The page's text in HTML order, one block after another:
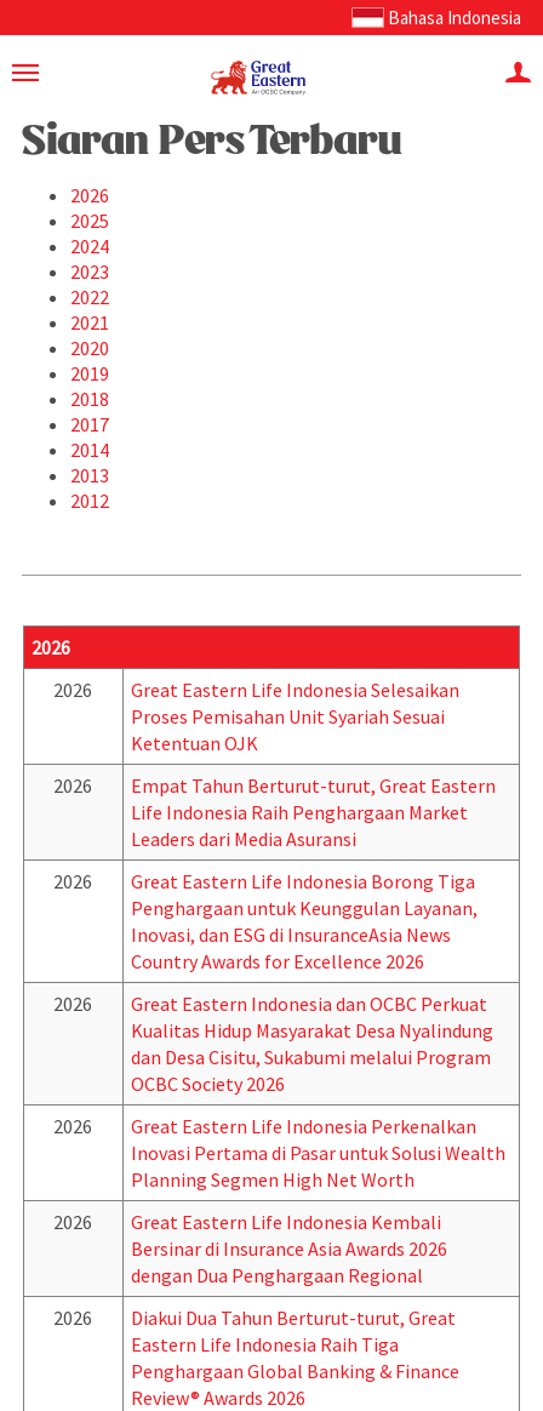
Bahasa Indonesia
Siaran Pers Terbaru
2026
2025
2024
2023
2022
2021
2020
2019
2018
2017
2014
2013
2012
2026
2026
Great Eastern Life Indonesia Selesaikan
Proses Pemisahan Unit Syariah Sesuai
Ketentuan OJK
2026
Empat Tahun Berturut-turut, Great Eastern
Life Indonesia Raih Penghargaan Market
Leaders dari Media Asuransi
2026
Great Eastern Life Indonesia Borong Tiga
Penghargaan untuk Keunggulan Layanan,
Inovasi, dan ESG di InsuranceAsia News
Country Awards for Excellence 2026
2026
Great Eastern Indonesia dan OCBC Perkuat
Kualitas Hidup Masyarakat Desa Nyalindung
dan Desa Cisitu, Sukabumi melalui Program
OCBC Society 2026
2026
Great Eastern Life Indonesia Perkenalkan
Inovasi Pertama di Pasar untuk Solusi Wealth
Planning Segmen High Net Worth
2026
Great Eastern Life Indonesia Kembali
Bersinar di Insurance Asia Awards 2026
dengan Dua Penghargaan Regional
2026
Diakui Dua Tahun Berturut-turut, Great
Eastern Life Indonesia Raih Tiga
Penghargaan Global Banking & Finance
Review® Awards 2026